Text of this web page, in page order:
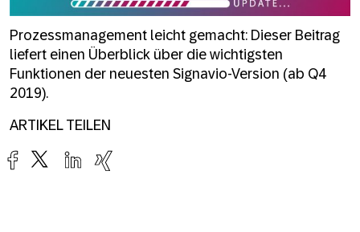
Prozessmanagement leicht gemacht: Dieser Beitrag
liefert einen Überblick über die wichtigsten
Funktionen der neuesten Signavio-Version (ab Q4
2019).
ARTIKEL TEILEN